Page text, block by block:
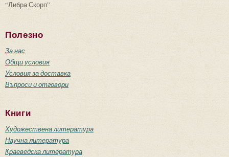
“Либра Скорп”
Полезно
За нас
Общи условия
Условия за доставка
Въпроси и отговори
Книги
Художествена литература
Научна литература
Краеведска литература